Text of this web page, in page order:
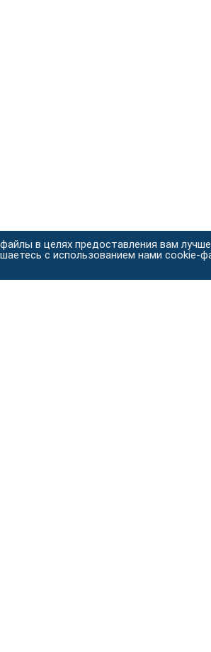
в целях предоставления вам
с использованием нами cookie-